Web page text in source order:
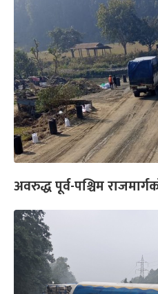
अवरुद्ध पूर्व-पश्चिम